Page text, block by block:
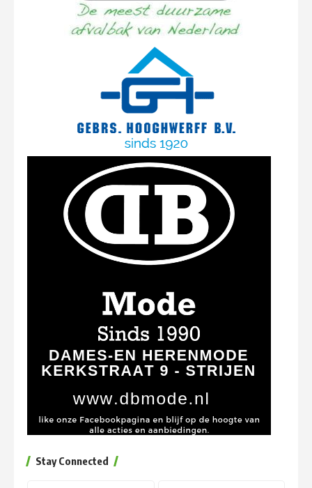
Stay Connected